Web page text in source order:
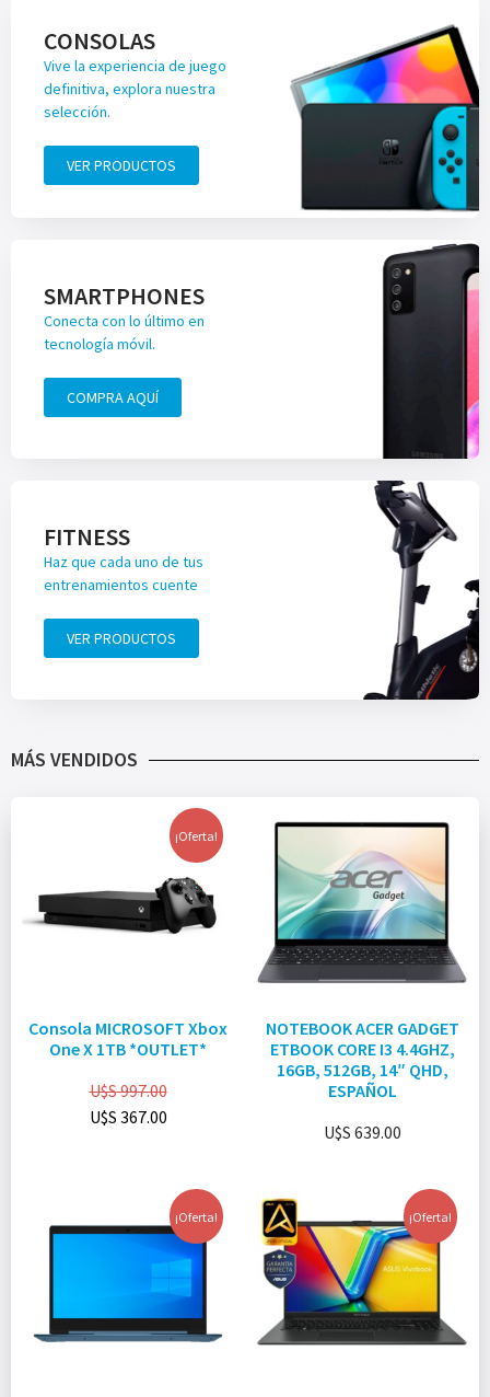
CONSOLAS
Vive la experiencia de juego
definitiva, explora nuestra
selección.
VER PRODUCTOS
SMARTPHONES
Conecta con lo último en
tecnología móvil.
COMPRA AQUÍ
FITNESS
Haz que cada uno de tus
entrenamientos cuente
VER PRODUCTOS
MÁS VENDIDOS
¡Oferta!
Consola MICROSOFT Xbox
One X 1TB *OUTLET*
U$S997.00
U$S 367.00
NOTEBOOK ACER GADGET
ETBOOK CORE I3 4.4GHZ,
16GB, 512GB, 14″ QHD,
ESPAÑOL
U$S 639.00
¡Oferta! ¡Oferta!